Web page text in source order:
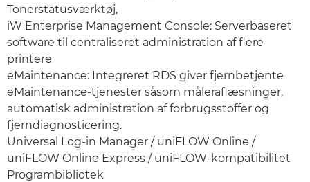
Tonerstatusværktøj,
iW Enterprise Management Console: Serverbaseret
software til centraliseret administration af flere
printere
eMaintenance: Integreret RDS giver fjernbetjente
eMaintenance-tjenester såsom måleraflæsninger,
automatisk administration af forbrugsstoffer og
fjerndiagnosticering.
Universal Log-in Manager / uniFLOW Online /
uniFLOW Online Express / uniFLOW-kompatibilitet
Programbibliotek